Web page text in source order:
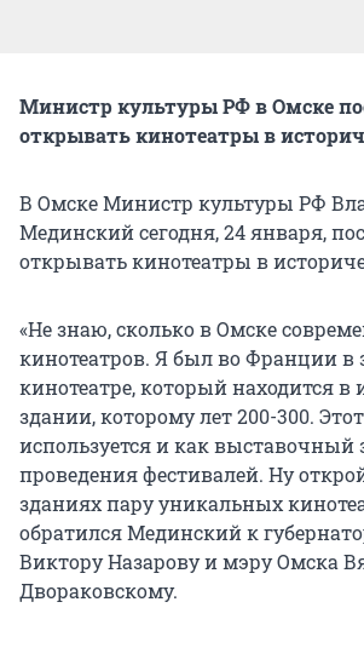
Министр культуры РФ в Омске
открывать кинотеатры в
В Омске Министр культуры РФ
Мединский сегодня, 24 января,
открывать кинотеатры в
«Не знаю, сколько в Омске
кинотеатров. Я был во Франции в
кинотеатре, который находится в
здании, которому лет 200-300.
используется и как выставочный
проведения фестивалей. Ну
зданиях пару уникальных
обратился Мединский к
Виктору Назарову и мэру Омска
Двораковскому.